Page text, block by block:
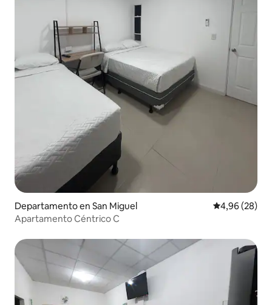
Departamento en San Miguel Calificación
4,96 (28)
Apartamento Céntrico C